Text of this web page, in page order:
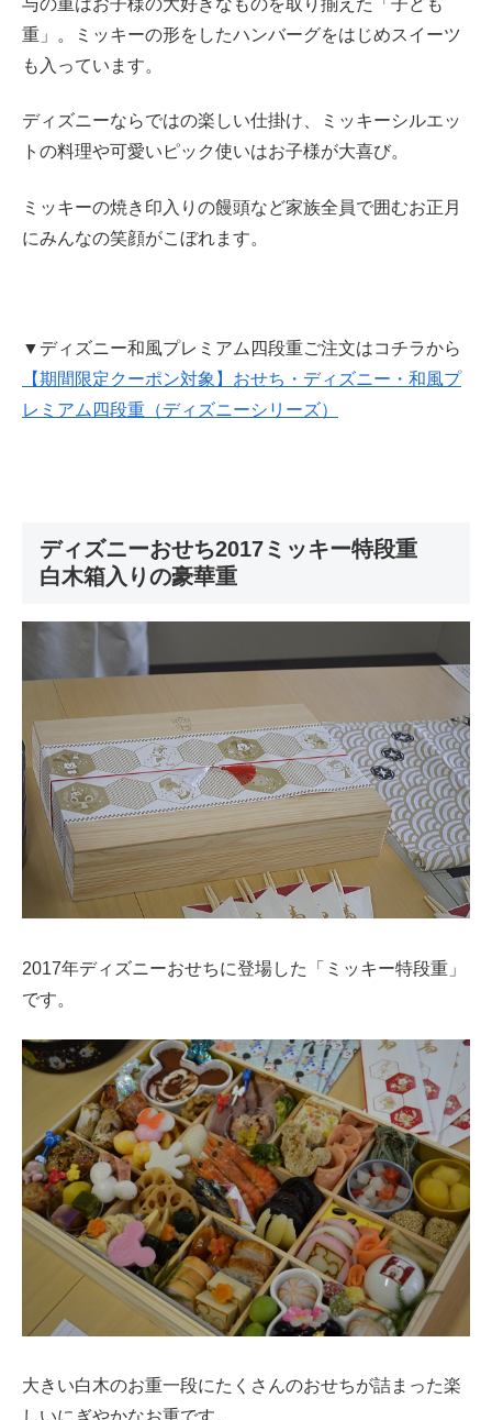
重」。ミッキーの形をしたハンバーグをはじめスイーツ
も入っています。
ディズニーならではの楽しい仕掛け、ミッキーシルエッ
トの料理や可愛いピック使いはお子様が大喜び。
ミッキーの焼き印入りの饅頭など家族全員で囲むお正月
にみんなの笑顔がこぼれます。
▼ディズニー和風プレミアム四段重ご注文はコチラから
【期間限定クーポン対象】おせち・ディズニー・和風プ
レミアム四段重（ディズニーシリーズ）
ディズニーおせち2017ミッキー特段重
白木箱入りの豪華重
2017年ディズニーおせちに登場した「ミッキー特段重」
です。
大きい白木のお重一段にたくさんのおせちが詰まった楽